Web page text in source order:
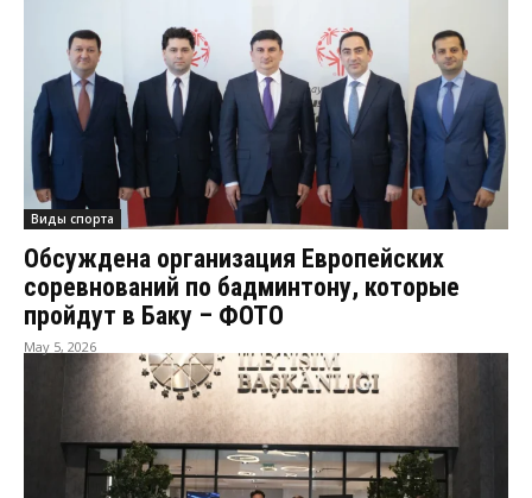
Виды спорта
Обсуждена организация Европейских
соревнований по бадминтону, которые
пройдут в Баку – ФОТО
May 5, 2026